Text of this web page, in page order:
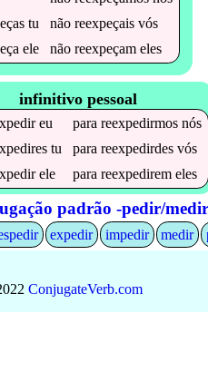
tu não reexpeçaisvós
ele não reexpeçameles
infinitivo pessoal
eu parareexpedirmos nós
tu parareexpedirdes vós
ele parareexpedirem eles
padrão -pedir/
expedir impedir medir
ConjugateVerb.com